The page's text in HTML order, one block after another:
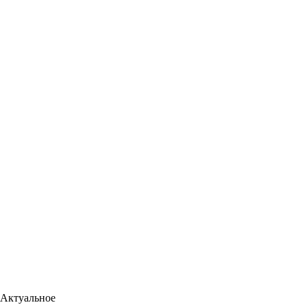
Актуальное